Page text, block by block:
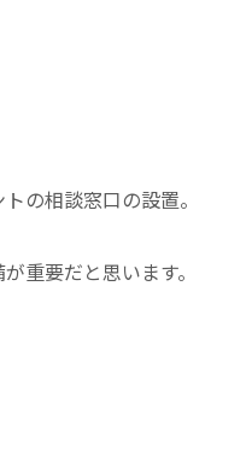
の相談窓口の設置。
重要だと思います。